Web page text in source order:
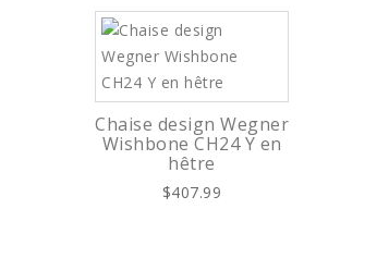
Chaise design Wegner
Wishbone CH24 Y en
hêtre
$407.99